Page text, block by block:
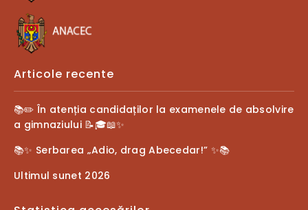
Articole recente
📚✏️ În atenția candidaților la examenele de absolvire
a gimnaziului 📝🎓📖✨
📚✨ Serbarea „Adio, drag Abecedar!” ✨📚
Ultimul sunet 2026